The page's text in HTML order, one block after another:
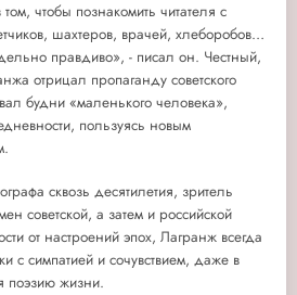
чтобы познакомить читателя с
шахтеров, врачей, хлеборобов…
правдиво», - писал он. Честный,
отрицал пропаганду советского
будни «маленького человека»,
пользуясь новым
сквозь десятилетия, зритель
советской, а затем и российской
от настроений эпох, Лагранж всегда
с симпатией и сочувствием, даже в
поэзию жизни.